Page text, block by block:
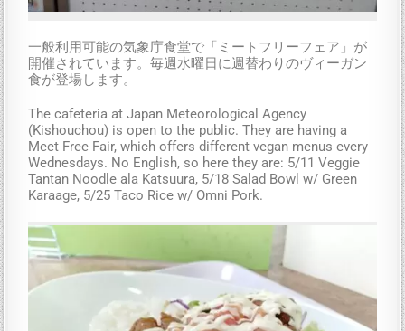
一般利用可能の気象庁食堂で「ミートフリーフェア」が
開催されています。毎週水曜日に週替わりのヴィーガン
食が登場します。
The cafeteria at Japan Meteorological Agency
(Kishouchou) is open to the public. They are having a
Meet Free Fair, which offers different vegan menus every
Wednesdays. No English, so here they are: 5/11 Veggie
Tantan Noodle ala Katsuura, 5/18 Salad Bowl w/ Green
Karaage, 5/25 Taco Rice w/ Omni Pork.